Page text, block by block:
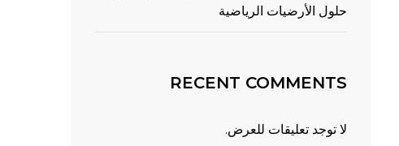
حلول الأرضيات الرياضية
RECENT COMMENTS
لا توجد تعليقات للعرض.